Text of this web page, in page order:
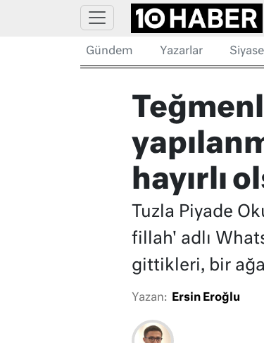
Gündem Yazarlar
hayırlı
Tuzla Piyade
fillah' adlı
gittikleri, bir
Yazan: Ersin Eroğlu